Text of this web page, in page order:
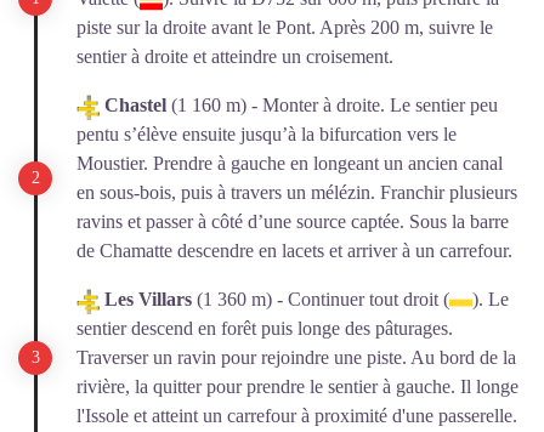
piste sur la droite avant le Pont. Après 200 m, suivre le
sentier à droite et atteindre un croisement.
Chastel (1 160 m) - Monter à droite. Le sentier peu
pentu s’élève ensuite jusqu’à la bifurcation vers le
Moustier. Prendre à gauche en longeant un ancien canal
en sous-bois, puis à travers un mélézin. Franchir plusieurs
ravins et passer à côté d’une source captée. Sous la barre
de Chamatte descendre en lacets et arriver à un carrefour.
Les Villars (1 360 m) - Continuer tout droit (
). Le
sentier descend en forêt puis longe des pâturages.
Traverser un ravin pour rejoindre une piste. Au bord de la
rivière, la quitter pour prendre le sentier à gauche. Il longe
l'Issole et atteint un carrefour à proximité d'une passerelle.